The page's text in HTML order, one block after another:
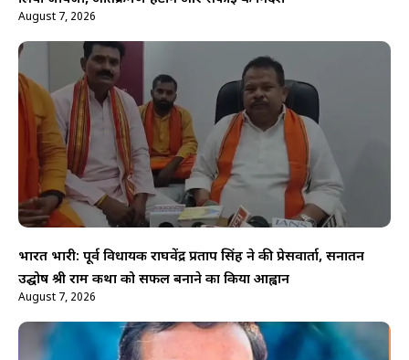
August 7, 2026
भारत भारी: पूर्व विधायक राघवेंद्र प्रताप सिंह ने की प्रेसवार्ता, सनातन
उद्घोष श्री राम कथा को सफल बनाने का किया आह्वान
August 7, 2026